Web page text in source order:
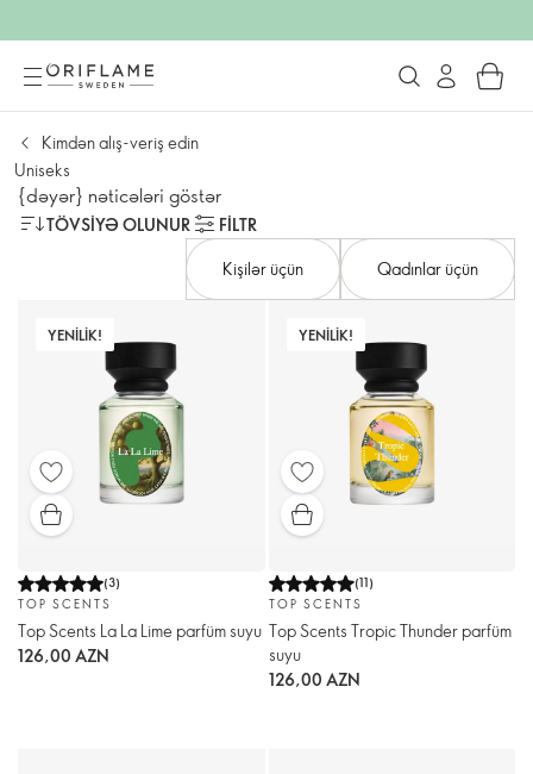
Kimdən alış-veriş edin
Uniseks
{dəyər} nəticələri göstər
TÖVSIYƏ OLUNUR
FILTR
Kişilər üçün
Qadınlar üçün
YENILIK!
(3)
TOP SCENTS
Top Scents La La Lime parfüm suyu
126,00 AZN
YENILIK!
(11)
TOP SCENTS
Top Scents Tropic Thunder parfüm
suyu
126,00 AZN